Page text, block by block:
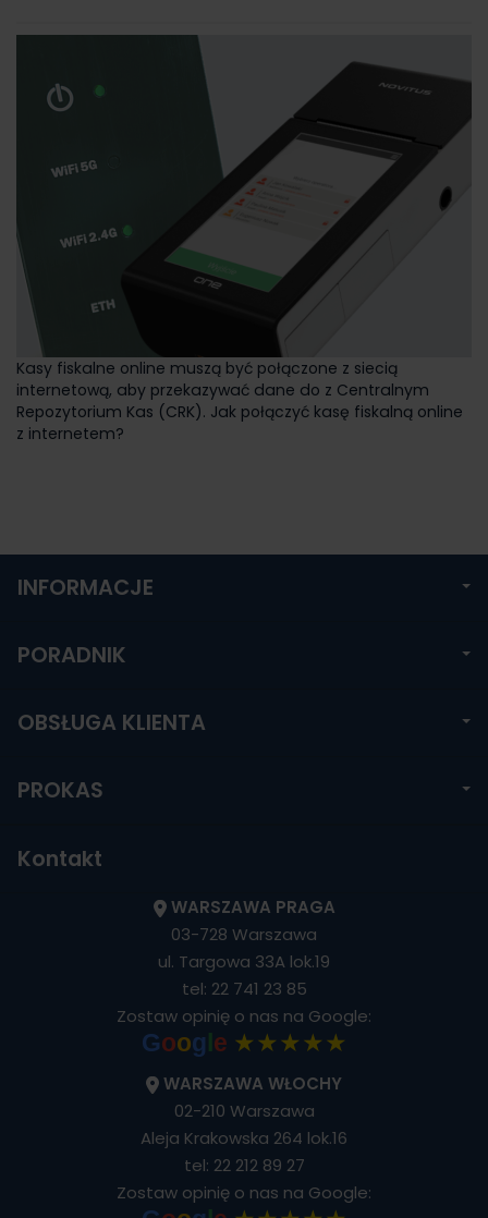
Kasy fiskalne online muszą być połączone z siecią
internetową, aby przekazywać dane do z Centralnym
Repozytorium Kas (CRK). Jak połączyć kasę fiskalną online
z internetem?
INFORMACJE
PORADNIK
OBSŁUGA KLIENTA
PROKAS
Kontakt
WARSZAWA PRAGA
03-728 Warszawa
ul. Targowa 33A lok.19
tel: 22 741 23 85
Zostaw opinię o nas na Google:
Goog e ★★★★★
WARSZAWA WŁOCHY
02-210 Warszawa
Aleja Krakowska 264 lok.16
tel: 22 212 89 27
Zostaw opinię o nas na Google: